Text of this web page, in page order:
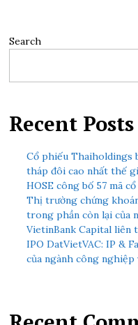
Search
Recent Posts
Cổ phiếu Thaiholdings
tháp đôi cao nhất thế
HOSE công bố 57 mã
Thị trường chứng
trong phần còn lại của
VietinBank Capital liên
IPO DatVietVAC: IP &
của ngành công nghiệp